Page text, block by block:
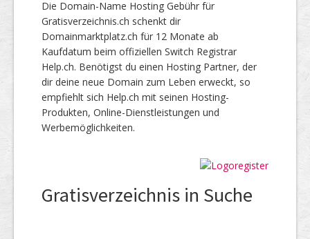
Die Domain-Name Hosting Gebühr für
Gratisverzeichnis.ch schenkt dir
Domainmarktplatz.ch für 12 Monate ab
Kaufdatum beim offiziellen Switch Registrar
Help.ch. Benötigst du einen Hosting Partner, der
dir deine neue Domain zum Leben erweckt, so
empfiehlt sich Help.ch mit seinen Hosting-
Produkten, Online-Dienstleistungen und
Werbemöglichkeiten.
Gratisverzeichnis in Suche